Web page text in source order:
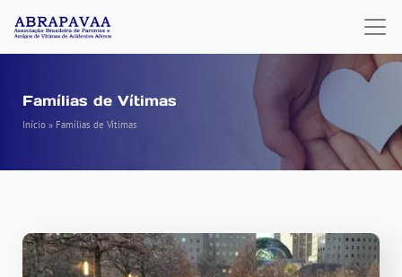
Famílias de Vítimas
Início » Famílias de Vítimas